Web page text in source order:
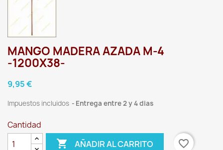
MANGO MADERA AZADA M-4
-1200X38-
9,95 €
Impuestos incluidos Entrega entre 2 y 4 dias
Cantidad
 AÑADIR AL CARRITO
favorite_border